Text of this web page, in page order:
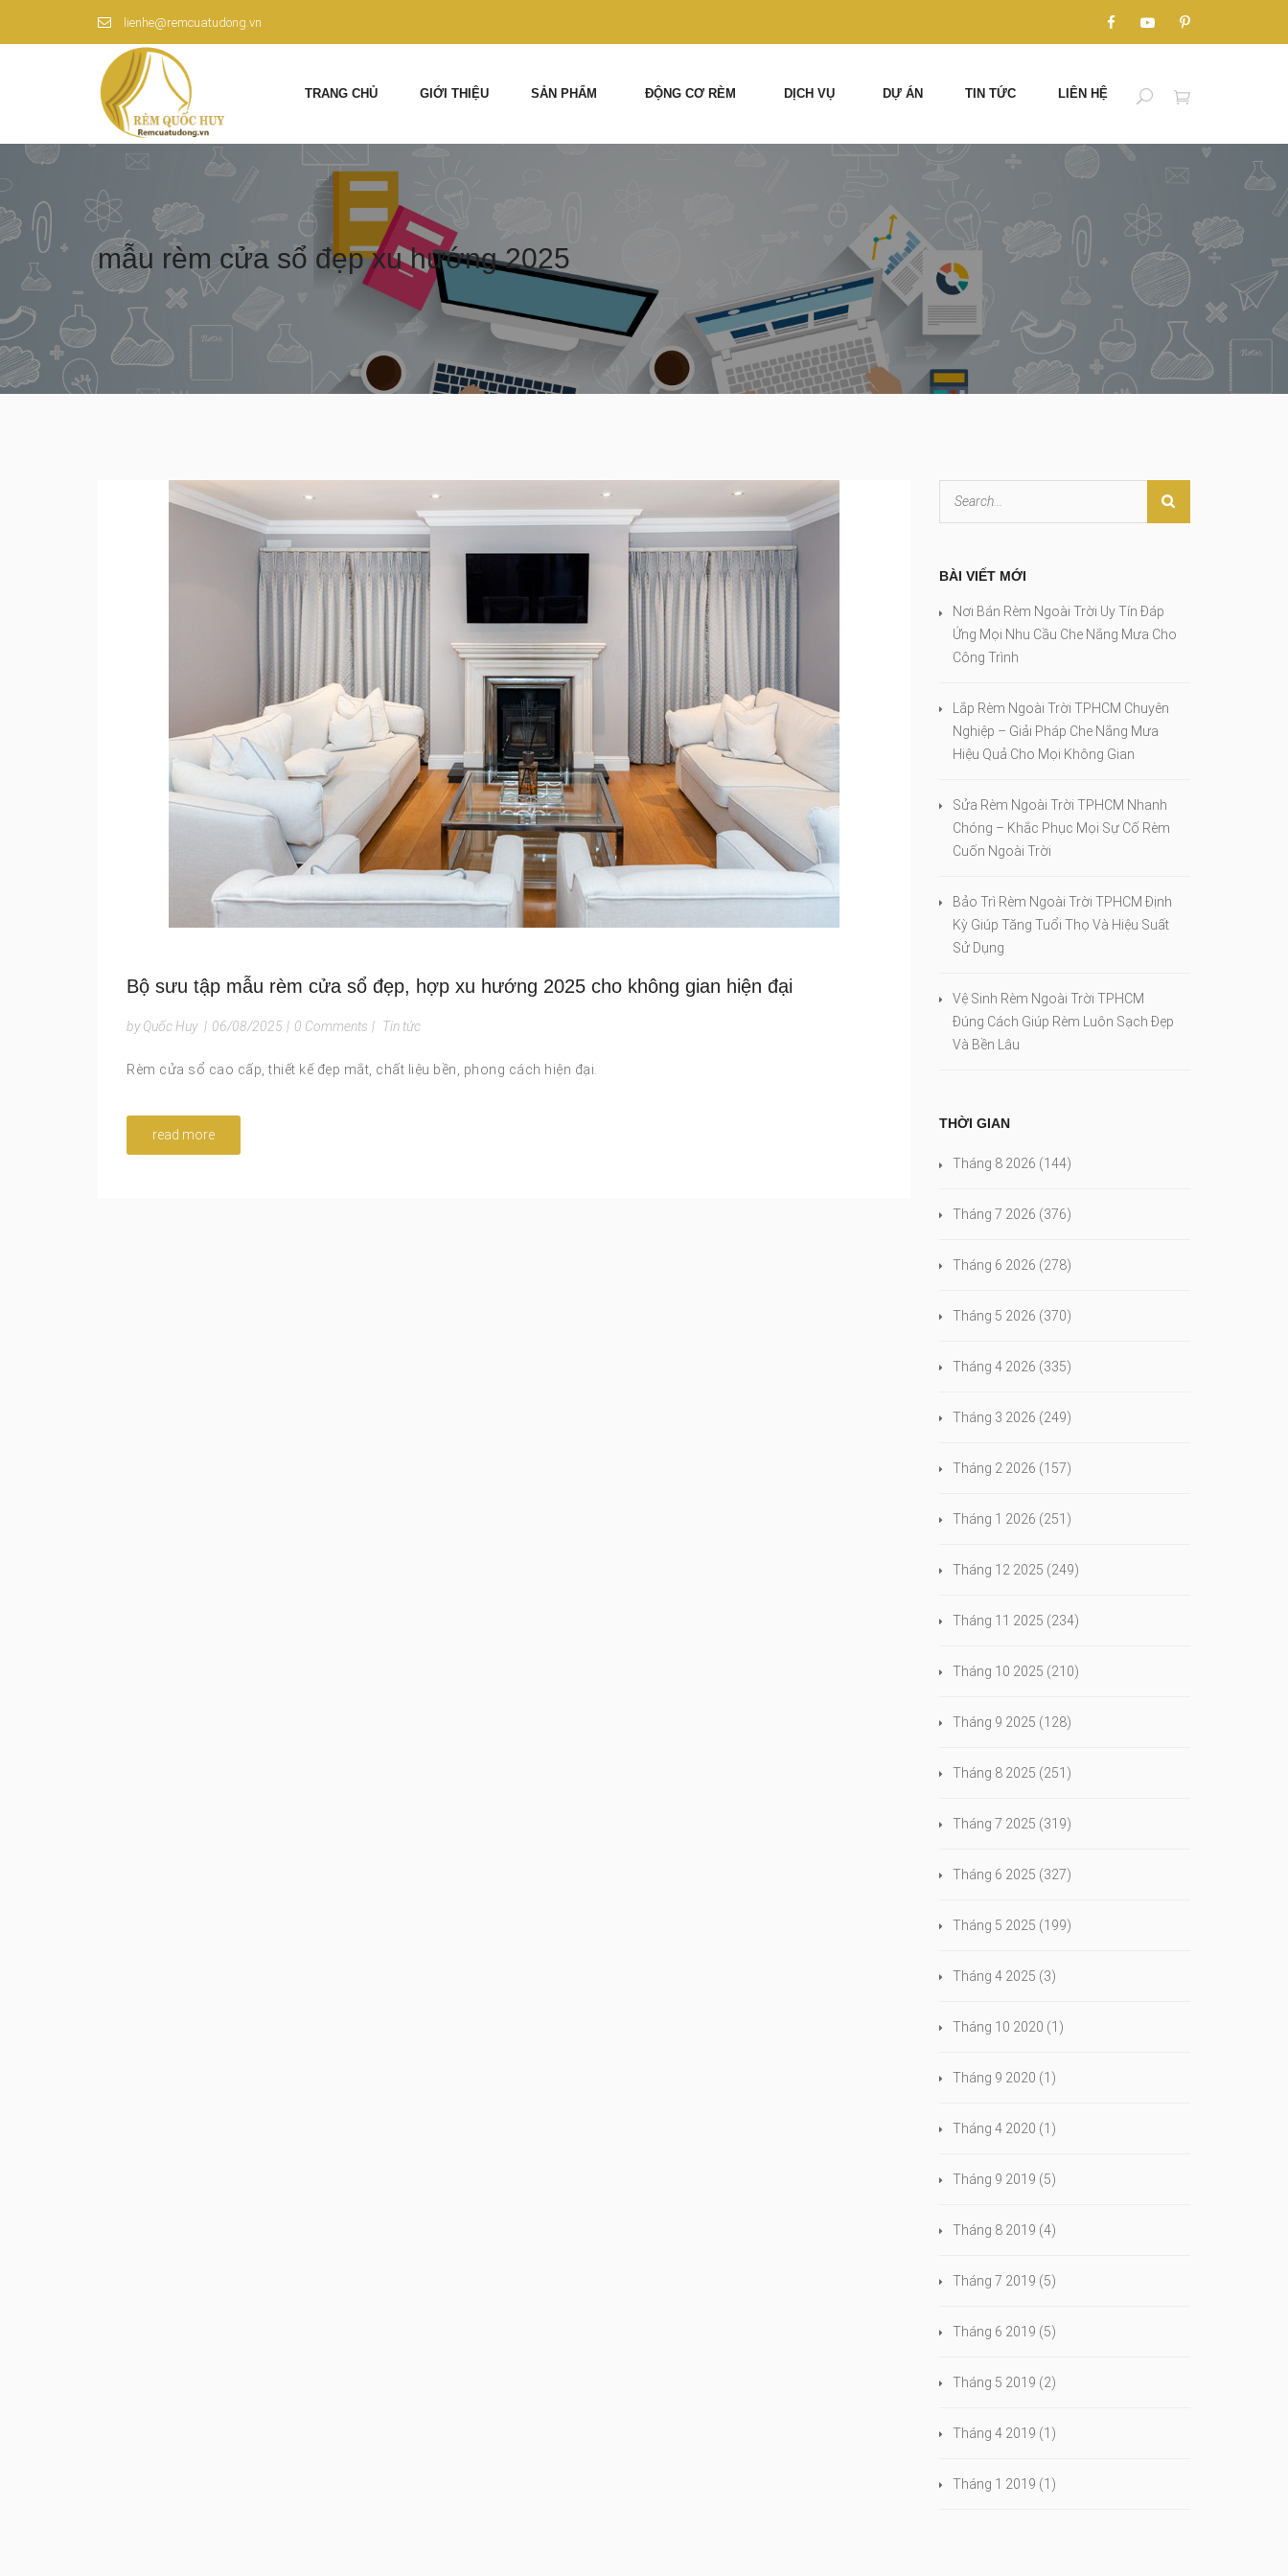
lienhe@remcuatudong.vn
TRANG CHỦ GIỚI THIỆU SẢN PHẨM ĐỘNG CƠ RÈM DỊCH VỤ DỰ ÁN TIN TỨC LIÊN HỆ
mẫu rèm cửa sổ đẹp xu hướng 2025
Bộ sưu tập mẫu rèm cửa sổ đẹp, hợp xu hướng 2025 cho không gian hiện đại
by Quốc Huy | 06/08/2025 | 0 Comments | Tin tức
Rèm cửa sổ cao cấp, thiết kế đẹp mắt, chất liệu bền, phong cách hiện đại.
read more
BÀI VIẾT MỚI
Nơi Bán Rèm Ngoài Trời Uy Tín Đáp
Ứng Mọi Nhu Cầu Che Nắng Mưa Cho
Công Trình
Lắp Rèm Ngoài Trời TPHCM Chuyên
Nghiệp – Giải Pháp Che Nắng Mưa
Hiệu Quả Cho Mọi Không Gian
Sửa Rèm Ngoài Trời TPHCM Nhanh
Chóng – Khắc Phục Mọi Sự Cố Rèm
Cuốn Ngoài Trời
Bảo Trì Rèm Ngoài Trời TPHCM Định
Kỳ Giúp Tăng Tuổi Thọ Và Hiệu Suất
Sử Dụng
Vệ Sinh Rèm Ngoài Trời TPHCM
Đúng Cách Giúp Rèm Luôn Sạch Đẹp
Và Bền Lâu
THỜI GIAN
Tháng 8 2026 (144)
Tháng 7 2026 (376)
Tháng 6 2026 (278)
Tháng 5 2026 (370)
Tháng 4 2026 (335)
Tháng 3 2026 (249)
Tháng 2 2026 (157)
Tháng 1 2026 (251)
Tháng 12 2025 (249)
Tháng 11 2025 (234)
Tháng 10 2025 (210)
Tháng 9 2025 (128)
Tháng 8 2025 (251)
Tháng 7 2025 (319)
Tháng 6 2025 (327)
Tháng 5 2025 (199)
Tháng 4 2025 (3)
Tháng 10 2020 (1)
Tháng 9 2020 (1)
Tháng 4 2020 (1)
Tháng 9 2019 (5)
Tháng 8 2019 (4)
Tháng 7 2019 (5)
Tháng 6 2019 (5)
Tháng 5 2019 (2)
Tháng 4 2019 (1)
Tháng 1 2019 (1)